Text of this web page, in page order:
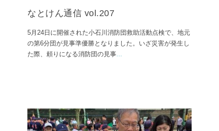
なとけん通信 vol.207
5月24日に開催された小石川消防団救助活動点検で、地元
の第6分団が見事準優勝となりました。いざ災害が発生し
た際、頼りになる消防団の見事